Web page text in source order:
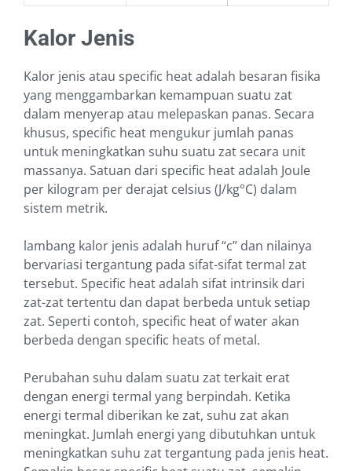
Kalor Jenis
Kalor jenis atau specific heat adalah besaran fisika
yang menggambarkan kemampuan suatu zat
dalam menyerap atau melepaskan panas. Secara
khusus, specific heat mengukur jumlah panas
untuk meningkatkan suhu suatu zat secara unit
massanya. Satuan dari specific heat adalah Joule
per kilogram per derajat celsius (J/kg°C) dalam
sistem metrik.
lambang kalor jenis adalah huruf “c” dan nilainya
bervariasi tergantung pada sifat-sifat termal zat
tersebut. Specific heat adalah sifat intrinsik dari
zat-zat tertentu dan dapat berbeda untuk setiap
zat. Seperti contoh, specific heat of water akan
berbeda dengan specific heats of metal.
Perubahan suhu dalam suatu zat terkait erat
dengan energi termal yang berpindah. Ketika
energi termal diberikan ke zat, suhu zat akan
meningkat. Jumlah energi yang dibutuhkan untuk
meningkatkan suhu zat tergantung pada jenis heat.